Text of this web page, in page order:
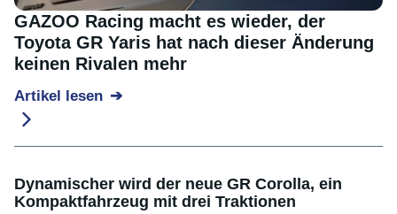
GAZOO Racing macht es wieder, der
Toyota GR Yaris hat nach dieser Änderung
keinen Rivalen mehr
Artikel lesen
Dynamischer wird der neue GR Corolla, ein
Kompaktfahrzeug mit drei Traktionen